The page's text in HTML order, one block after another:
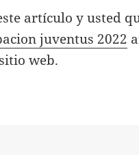
artículo y usted
juventus 2022
web.